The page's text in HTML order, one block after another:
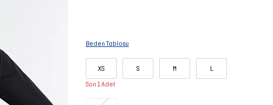
Beden Tablosu
XS
Son 1 Adet
S M L